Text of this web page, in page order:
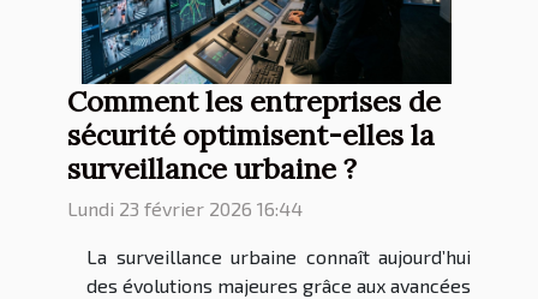
Comment les entreprises de
sécurité optimisent-elles la
surveillance urbaine ?
Lundi 23 février 2026 16:44
La surveillance urbaine connaît aujourd’hui
des évolutions majeures grâce aux avancées